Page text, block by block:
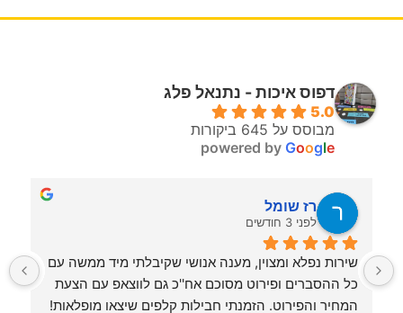
דפוס איכות - נתנאל פלג
5.0
מבוסס על 645 ביקורות
powered by Google
רז שומל
לפני 3 חודשים